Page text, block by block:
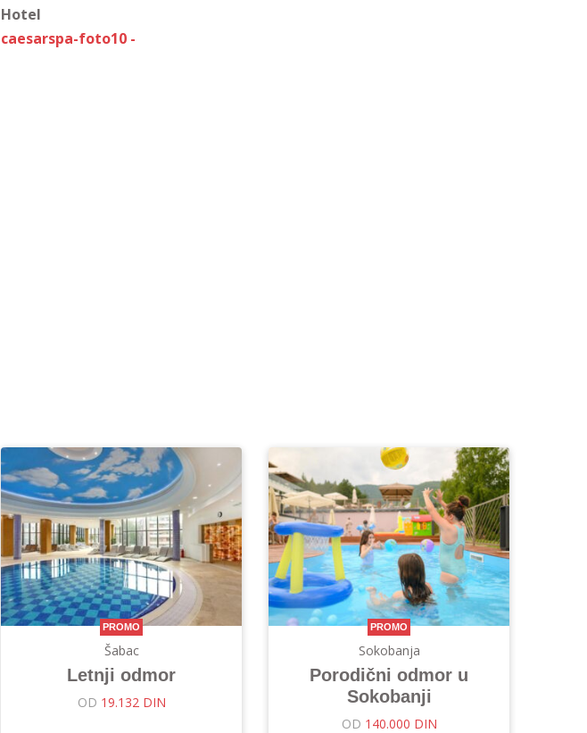
Hotel
caesarspa-foto10 -
PROMO
Šabac
Letnji odmor
OD 19.132 DIN
PROMO
Sokobanja
Porodični odmor u
Sokobanji
OD 140.000 DIN